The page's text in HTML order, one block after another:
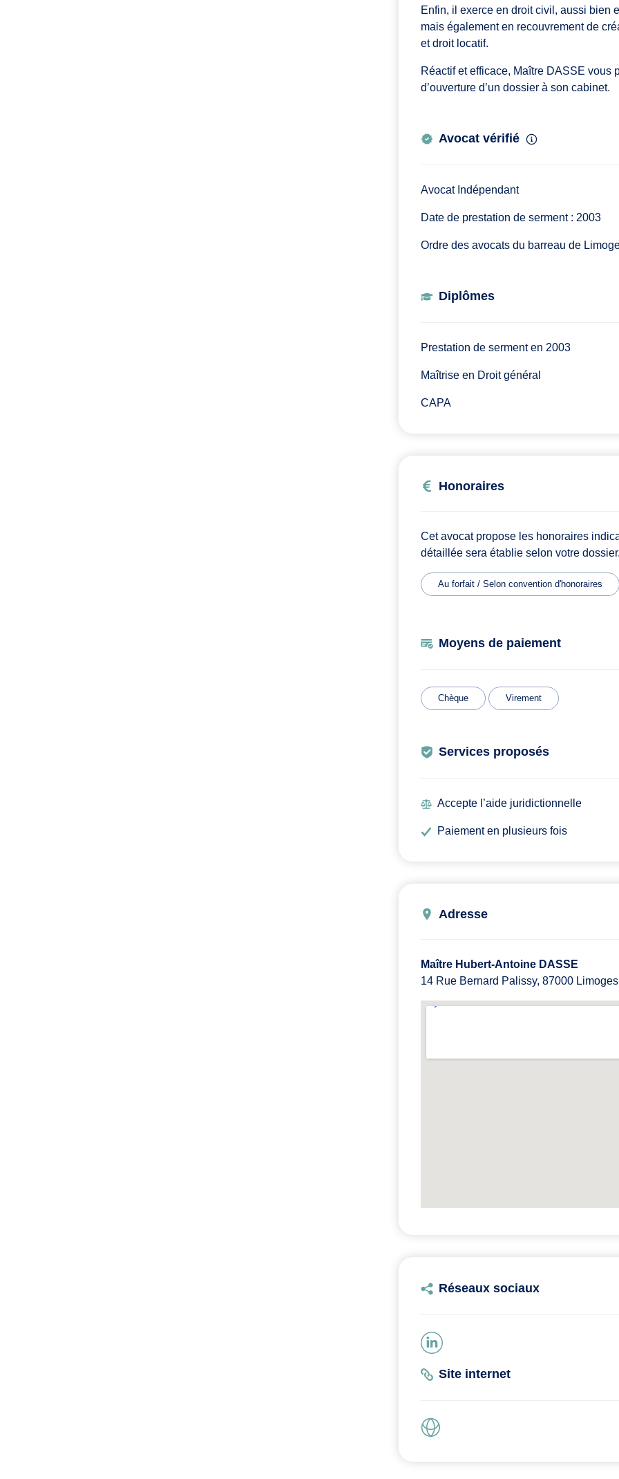
Enfin, il exerce en droit civil, aussi bien
mais également en recouvrement de
et droit locatif.
Réactif et efficace, Maître DASSE vous
d’ouverture d’un dossier à son cabinet.
Avocat vérifié
Avocat Indépendant
Date de prestation de serment : 2003
Ordre des avocats du barreau de
Diplômes
Prestation de serment en 2003
Maîtrise en Droit général
CAPA
Honoraires
Cet avocat propose les honoraires
détaillée sera établie selon votre
Au forfait / Selon convention d'honoraires
Moyens de paiement
Chèque Virement
Services proposés
Accepte l’aide juridictionnelle
Paiement en plusieurs fois
Adresse
Maître Hubert-Antoine DASSE
14 Rue Bernard Palissy, 87000
Réseaux sociaux
Site internet